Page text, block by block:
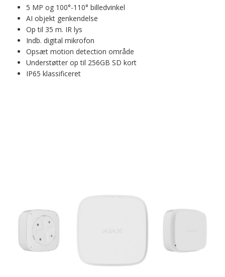
5 MP og 100°-110° billedvinkel
AI objekt genkendelse
Op til 35 m. IR lys
Indb. digital mikrofon
Opsæt motion detection område
Understøtter op til 256GB SD kort
IP65 klassificeret